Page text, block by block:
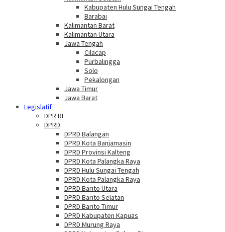
Kabupaten Hulu Sungai Tengah
Barabai
Kalimantan Barat
Kalimantan Utara
Jawa Tengah
Cilacap
Purbalingga
Solo
Pekalongan
Jawa Timur
Jawa Barat
Legislatif
DPR RI
DPRD
DPRD Balangan
DPRD Kota Banjamasin
DPRD Provinsi Kalteng
DPRD Kota Palangka Raya
DPRD Hulu Sungai Tengah
DPRD Kota Palangka Raya
DPRD Barito Utara
DPRD Barito Selatan
DPRD Barito Timur
DPRD Kabupaten Kapuas
DPRD Murung Raya